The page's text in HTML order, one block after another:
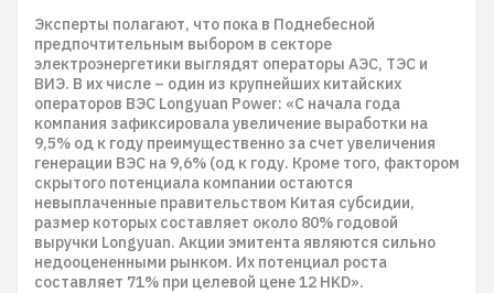
Эксперты полагают, что пока в Поднебесной
предпочтительным выбором в секторе
электроэнергетики выглядят операторы АЭС, ТЭС и
ВИЭ. В их числе – один из крупнейших китайских
операторов ВЭС Longyuan Power: «С начала года
компания зафиксировала увеличение выработки на
9,5% од к году преимущественно за счет увеличения
генерации ВЭС на 9,6% (од к году. Кроме того, фактором
скрытого потенциала компании остаются
невыплаченные правительством Китая субсидии,
размер которых составляет около 80% годовой
выручки Longyuan. Акции эмитента являются сильно
недооцененными рынком. Их потенциал роста
составляет 71% при целевой цене 12 HKD».